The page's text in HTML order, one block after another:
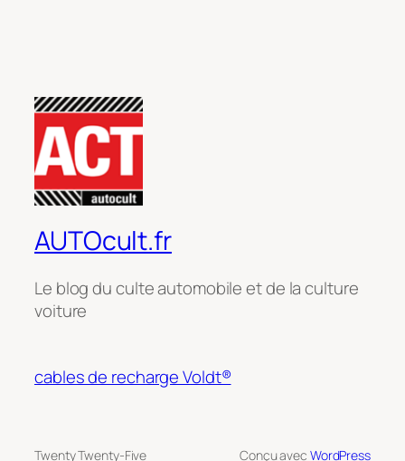
AUTOcult.fr
Le blog du culte automobile et de la culture
voiture
cables de recharge Voldt®
Twenty Twenty-Five Conçu avec WordPress